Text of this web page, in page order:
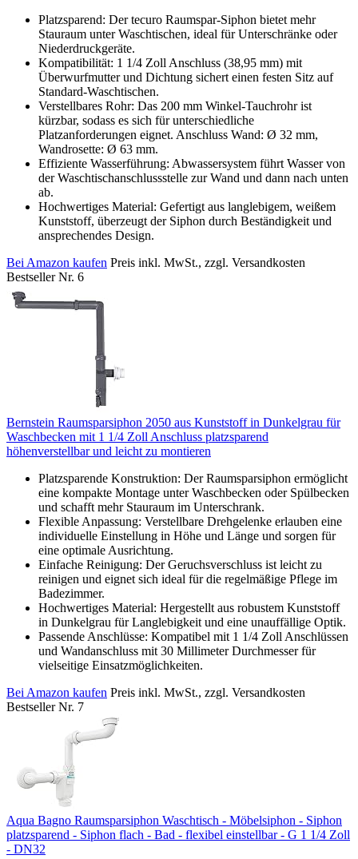
Platzsparend: Der tecuro Raumspar-Siphon bietet mehr
Stauraum unter Waschtischen, ideal für Unterschränke oder
Niederdruckgeräte.
Kompatibilität: 1 1/4 Zoll Anschluss (38,95 mm) mit
Überwurfmutter und Dichtung sichert einen festen Sitz auf
Standard-Waschtischen.
Verstellbares Rohr: Das 200 mm Winkel-Tauchrohr ist
kürzbar, sodass es sich für unterschiedliche
Platzanforderungen eignet. Anschluss Wand: Ø 32 mm,
Wandrosette: Ø 63 mm.
Effiziente Wasserführung: Abwassersystem führt Wasser von
der Waschtischanschlussstelle zur Wand und dann nach unten
ab.
Hochwertiges Material: Gefertigt aus langlebigem, weißem
Kunststoff, überzeugt der Siphon durch Beständigkeit und
ansprechendes Design.
Bei Amazon kaufen Preis inkl. MwSt., zzgl. Versandkosten
Bestseller Nr. 6
Bernstein Raumsparsiphon 2050 aus Kunststoff in Dunkelgrau für
Waschbecken mit 1 1/4 Zoll Anschluss platzsparend
höhenverstellbar und leicht zu montieren
Platzsparende Konstruktion: Der Raumsparsiphon ermöglicht
eine kompakte Montage unter Waschbecken oder Spülbecken
und schafft mehr Stauraum im Unterschrank.
Flexible Anpassung: Verstellbare Drehgelenke erlauben eine
individuelle Einstellung in Höhe und Länge und sorgen für
eine optimale Ausrichtung.
Einfache Reinigung: Der Geruchsverschluss ist leicht zu
reinigen und eignet sich ideal für die regelmäßige Pflege im
Badezimmer.
Hochwertiges Material: Hergestellt aus robustem Kunststoff
in Dunkelgrau für Langlebigkeit und eine unauffällige Optik.
Passende Anschlüsse: Kompatibel mit 1 1/4 Zoll Anschlüssen
und Wandanschluss mit 30 Millimeter Durchmesser für
vielseitige Einsatzmöglichkeiten.
Bei Amazon kaufen Preis inkl. MwSt., zzgl. Versandkosten
Bestseller Nr. 7
Aqua Bagno Raumsparsiphon Waschtisch - Möbelsiphon - Siphon
platzsparend - Siphon flach - Bad - flexibel einstellbar - G 1 1/4 Zoll
- DN32